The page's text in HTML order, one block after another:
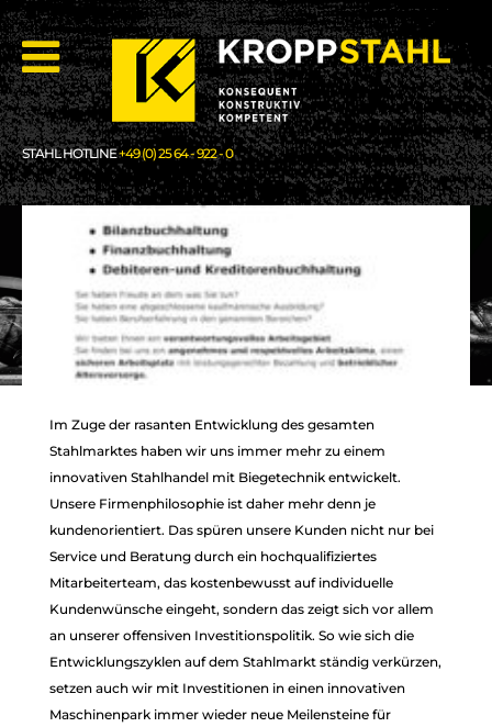
STAHL HOTLINE+49 (0) 25 64 - 922 - 0
LEIDENSCHAFT
FÜR STAHL
LEIDENSCHAFT
FÜR STAHL
Im Zuge der rasanten Entwicklung des gesamten
Stahlmarktes haben wir uns immer mehr zu einem
innovativen Stahlhandel mit Biegetechnik entwickelt.
Unsere Firmenphilosophie ist daher mehr denn je
kundenorientiert. Das spüren unsere Kunden nicht nur bei
Service und Beratung durch ein hochqualifiziertes
Mitarbeiterteam, das kostenbewusst auf individuelle
Kundenwünsche eingeht, sondern das zeigt sich vor allem
an unserer offensiven Investitionspolitik. So wie sich die
Entwicklungszyklen auf dem Stahlmarkt ständig verkürzen,
setzen auch wir mit Investitionen in einen innovativen
Maschinenpark immer wieder neue Meilensteine für